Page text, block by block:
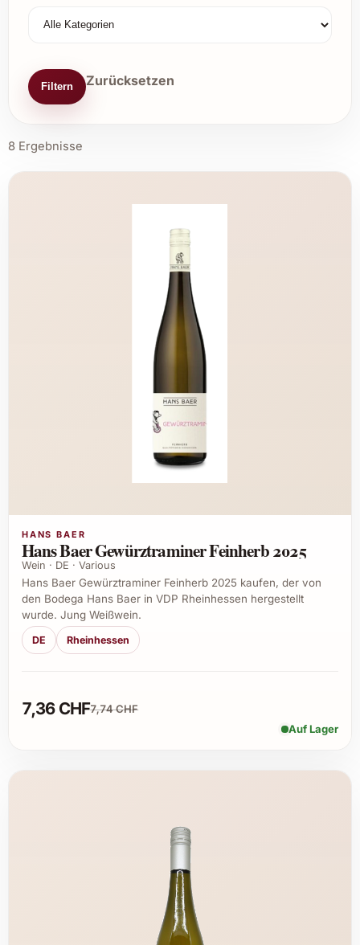
Filtern Zurücksetzen
8 Ergebnisse
HANS BAER
Hans Baer Gewürztraminer Feinherb 2025
Wein · DE · Various
Hans Baer Gewürztraminer Feinherb 2025 kaufen, der von
den Bodega Hans Baer in VDP Rheinhessen hergestellt
wurde. Jung Weißwein.
DE Rheinhessen
7,36 CHF7,74 CHF
Auf Lager